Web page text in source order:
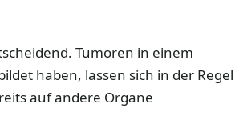
Tumoren in einem
haben, lassen sich in der Regel
auf andere Organe